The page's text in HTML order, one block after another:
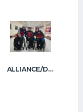
ALLIANCE/DIMBOVSKIS